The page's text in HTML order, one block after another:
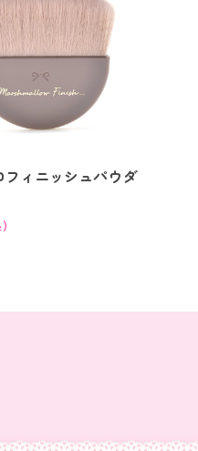
フィニッシュパウダ
)